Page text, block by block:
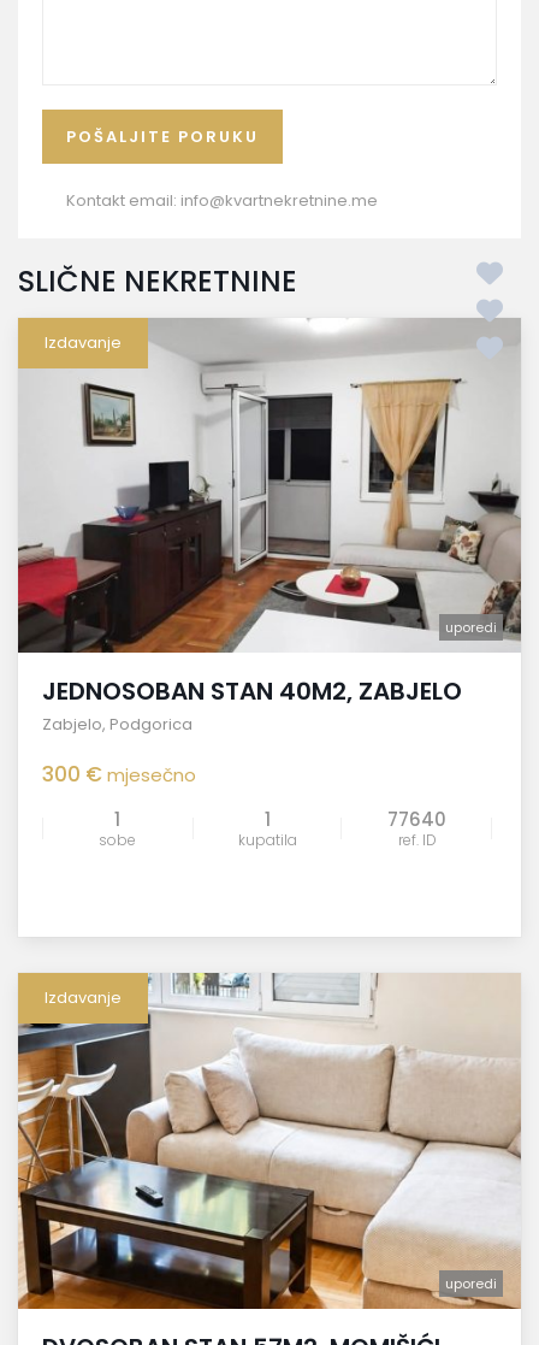
Kontakt email: info@kvartnekretnine.me
SLIČNE NEKRETNINE
Izdavanje
uporedi
JEDNOSOBAN STAN 40M2, ZABJELO
Zabjelo, Podgorica
300 €mjesečno
1
sobe
1
kupatila
77640
ref. ID
Izdavanje
uporedi